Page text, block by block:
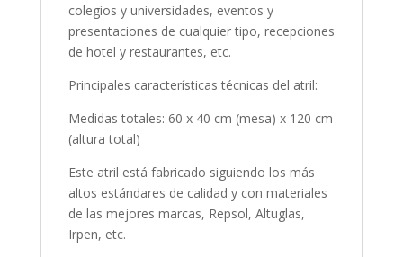
colegios y universidades, eventos y
presentaciones de cualquier tipo, recepciones
de hotel y restaurantes, etc.
Principales características técnicas del atril:
Medidas totales: 60 x 40 cm (mesa) x 120 cm
(altura total)
Este atril está fabricado siguiendo los más
altos estándares de calidad y con materiales
de las mejores marcas, Repsol, Altuglas,
Irpen, etc.